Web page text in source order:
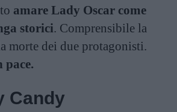
amare Lady Oscar come
storici. Comprensibile la
morte dei due protagonisti.
pace.
Candy